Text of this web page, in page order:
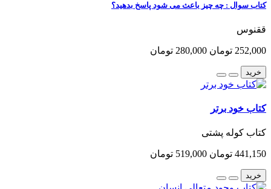
کتاب سوال : چه چیز باعث می شود پاسخ بدهید؟
ققنوس
252,000 تومان 280,000 تومان
خرید
کتاب خود برتر
کتاب کوله پشتی
441,150 تومان 519,000 تومان
خرید